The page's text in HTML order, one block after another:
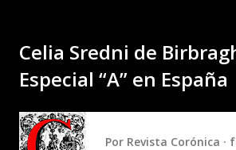
Celia Sredni de
Especial “A” en España
Por Revista Corónica